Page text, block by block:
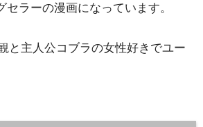
ラーの漫画になっています。
と主人公コブラの女性好きでユー